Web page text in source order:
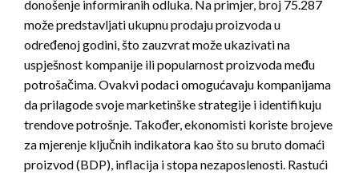
donošenje informiranih odluka. Na primjer, broj 75.287
može predstavljati ukupnu prodaju proizvoda u
određenoj godini, što zauzvrat može ukazivati na
uspješnost kompanije ili popularnost proizvoda među
potrošačima. Ovakvi podaci omogućavaju kompanijama
da prilagode svoje marketinške strategije i identifikuju
trendove potrošnje. Također, ekonomisti koriste brojeve
za mjerenje ključnih indikatora kao što su bruto domaći
proizvod (BDP), inflacija i stopa nezaposlenosti. Rastući